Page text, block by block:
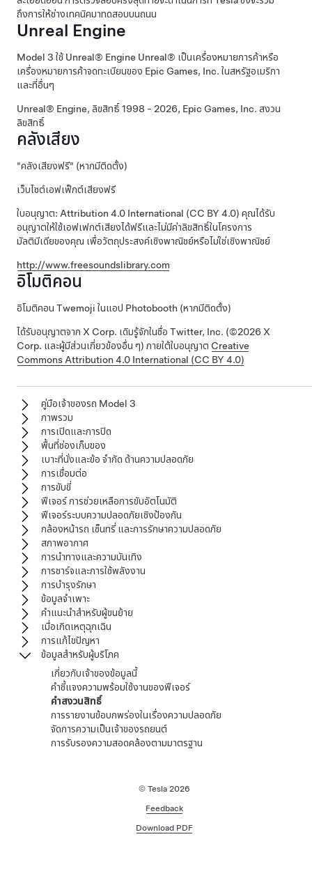
ถึงการให้ช่างเทคนิคมาทดสอบบนถนน
Unreal Engine
Model 3 ใช้ Unreal® Engine Unreal® เป็นเครื่องหมายการค้าหรือ
เครื่องหมายการค้าจดทะเบียนของ Epic Games, Inc. ในสหรัฐอเมริกา
และที่อื่นๆ
Unreal® Engine, ลิขสิทธิ์ 1998 - 2026, Epic Games, Inc. สงวน
ลิขสิทธิ์
คลังเสียง
"คลังเสียงฟรี" (หากมีติดตั้ง)
เว็บไซต์เอฟเฟ็กต์เสียงฟรี
ใบอนุญาต: Attribution 4.0 International (CC BY 4.0) คุณได้รับ
อนุญาตให้ใช้เอฟเฟกต์เสียงได้ฟรีและไม่มีค่าลิขสิทธิ์ในโครงการ
มัลติมีเดียของคุณ เพื่อวัตถุประสงค์เชิงพาณิชย์หรือไม่ใช่เชิงพาณิชย์
http://www.freesoundslibrary.com
อิโมติคอน
อิโมติคอน Twemoji ในแอป Photobooth (หากมีติดตั้ง)
ได้รับอนุญาตจาก X Corp. เดิมรู้จักในชื่อ Twitter, Inc. (©2026 X
Corp. และผู้มีส่วนเกี่ยวข้องอื่น ๆ) ภายใต้ใบอนุญาต Creative
Commons Attribution 4.0 International (CC BY 4.0)
คู่มือเจ้าของรถ Model 3
ภาพรวม
การเปิดและการปิด
พื้นที่ช่องเก็บของ
เบาะที่นั่งและข้อ จำกัด ด้านความปลอดภัย
การเชื่อมต่อ
การขับขี่
ฟีเจอร์ การช่วยเหลือการขับอัตโนมัติ
ฟีเจอร์ระบบความปลอดภัยเชิงป้องกัน
กล้องหน้ารถ เซ็นทรี่ และการรักษาความปลอดภัย
สภาพอากาศ
การนำทางและความบันเทิง
การชาร์จและการใช้พลังงาน
การบำรุงรักษา
ข้อมูลจำเพาะ
คำแนะนำสำหรับผู้ขนย้าย
เมื่อเกิดเหตุฉุกเฉิน
การแก้ไขปัญหา
ข้อมูลสำหรับผู้บริโภค
เกี่ยวกับเจ้าของข้อมูลนี้
คำชี้แจงความพร้อมใช้งานของฟีเจอร์
คำสงวนสิทธิ์
การรายงานข้อบกพร่องในเรื่องความปลอดภัย
จัดการความเป็นเจ้าของรถยนต์
การรับรองความสอดคล้องตามมาตรฐาน
© Tesla 2026
Feedback
Download PDF